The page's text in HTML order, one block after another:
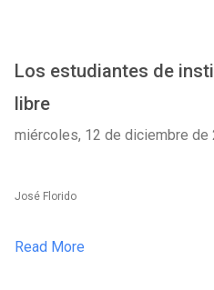
Los estudiantes de
libre
miércoles, 12 de diciembre de
José Florido
Read More